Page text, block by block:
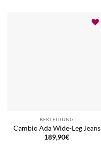
BEKLEIDUNG
Cambio Ada Wide-Leg Jeans
189,90€